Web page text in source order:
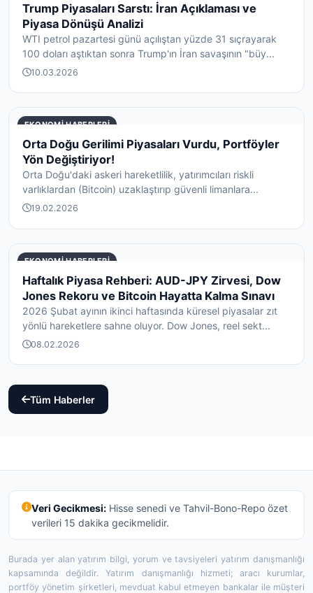
Trump Piyasaları Sarstı: İran Açıklaması ve
Piyasa Dönüşü Analizi
WTI petrol pazartesi günü açılıştan yüzde 31 sıçrayarak
100 doları aştıktan sonra Trump'ın İran savaşının "büy...
10.03.2026
EKONOMI HABERLERI
Orta Doğu Gerilimi Piyasaları Vurdu, Portföyler
Yön Değiştiriyor!
Orta Doğu'daki askeri hareketlilik, yatırımcıları riskli
varlıklardan (Bitcoin) uzaklaştırıp güvenli limanlara...
19.02.2026
EKONOMI HABERLERI
Haftalık Piyasa Rehberi: AUD-JPY Zirvesi, Dow
Jones Rekoru ve Bitcoin Hayatta Kalma Sınavı
2026 Şubat ayının ikinci haftasında küresel piyasalar zıt
yönlü hareketlere sahne oluyor. Dow Jones, reel sekt...
08.02.2026
Tüm Haberler
Veri Gecikmesi:Hisse senedi ve Tahvil-Bono-Repo özet
verileri 15 dakika gecikmelidir.
Burada yer alan yatırım bilgi, yorum ve tavsiyeleri yatırım danışmanlığı
kapsamında değildir. Yatırım danışmanlığı hizmeti; aracı kurumlar,
portföy yönetim şirketleri, mevduat kabul etmeyen bankalar ile müşteri